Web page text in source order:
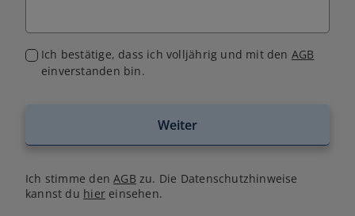
Ich bestätige, dass ich volljährig und mit den AGB
einverstanden bin.
Weiter
Ich stimme denAGB zu. Die Datenschutzhinweise
kannst du hiereinsehen.